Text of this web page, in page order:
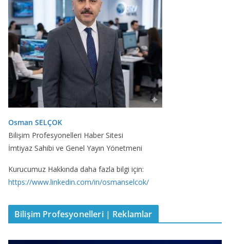
Osman SELÇOK
Bilişim Profesyonelleri Haber Sitesi
İmtiyaz Sahibi ve Genel Yayın Yönetmeni
Kurucumuz Hakkında daha fazla bilgi için:
https://www.linkedin.com/in/osmanselcok/
Bilişim Profesyonelleri | Reklamlar